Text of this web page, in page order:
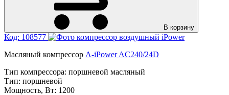
В корзину
Код: 108577
Масляный компрессор A-iPower AC240/24D
Тип компрессора: поршневой масляный
Тип: поршневой
Мощность, Вт: 1200